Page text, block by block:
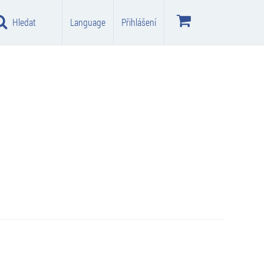
Hledat Language Přihlášení